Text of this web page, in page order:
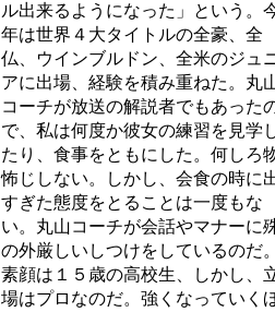
ル出来るようになった」という。
年は世界４大タイトルの全豪、全
仏、ウインブルドン、全米のジュ
アに出場、経験を積み重ねた。丸
コーチが放送の解説者でもあった
で、私は何度か彼女の練習を見学
たり、食事をともにした。何しろ
怖じしない。しかし、会食の時に
すぎた態度をとることは一度もな
い。丸山コーチが会話やマナーに
の外厳しいしつけをしているのだ
素顔は１５歳の高校生、しかし、
場はプロなのだ。強くなっていく